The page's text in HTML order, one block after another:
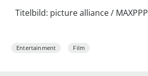
Titelbild: picture alliance / MAXPPP
Entertainment Film